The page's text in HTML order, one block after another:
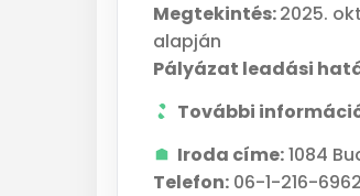
Megtekintés:2025.
alapján
Pályázat leadási
További
Iroda címe:1084
Telefon: 06-1-216-6962